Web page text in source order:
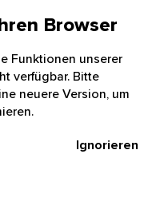
Browser
Funktionen unserer
verfügbar. Bitte
neuere Version, um
Ignorieren